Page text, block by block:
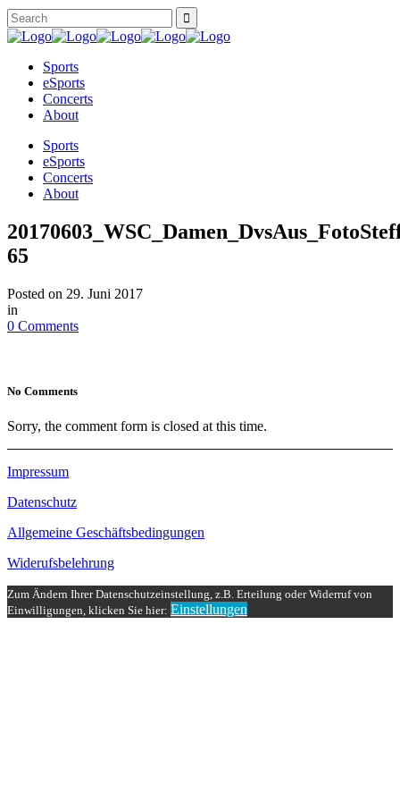
Sports
eSports
Concerts
About
Sports
eSports
Concerts
About
65
Posted on 29. Juni 2017
in
0 Comments
No Comments
Sorry, the comment form is closed at this time.
Impressum
Datenschutz
Allgemeine Geschäftsbedingungen
Widerufsbelehrung
Zum Ändern Ihrer Datenschutzeinstellung, z.B. Erteilung oder Widerruf von
Einwilligungen, klicken Sie hier: Einstellungen